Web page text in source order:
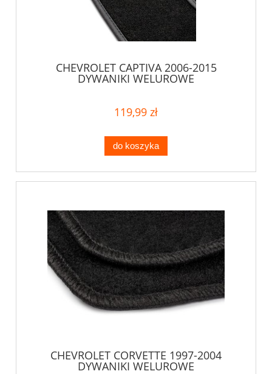
CHEVROLET CAPTIVA 2006-2015
DYWANIKI WELUROWE
119,99 zł
do koszyka
CHEVROLET CORVETTE 1997-2004
DYWANIKI WELUROWE